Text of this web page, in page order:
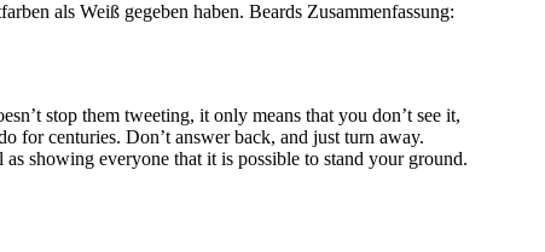
als Weiß gegeben haben. Beards Zusammenfassung:
stop them tweeting, it only means that you don’t see it,
for centuries. Don’t answer back, and just turn away.
showing everyone that it is possible to stand your ground.